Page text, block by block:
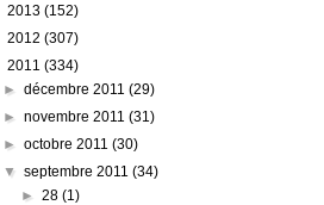
2013 (152)
2012 (307)
2011 (334)
►décembre 2011(29)
►novembre 2011(31)
►octobre 2011(30)
▼septembre 2011(34)
► 28 (1)